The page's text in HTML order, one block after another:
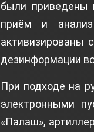
были приведены
приём и
активизированы
дезинформации
При подходе на
электронными
«Палаш»,